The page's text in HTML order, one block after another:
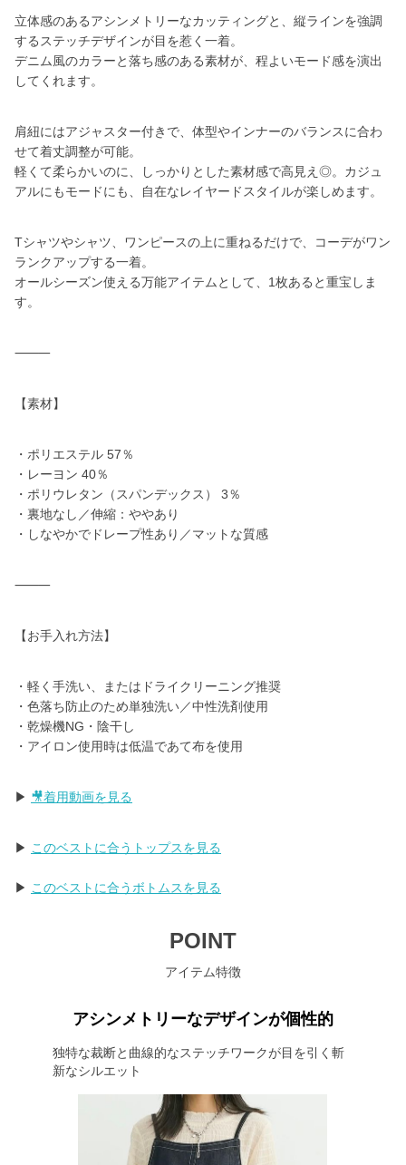
立体感のあるアシンメトリーなカッティングと、縦ラインを強調
するステッチデザインが目を惹く一着。
デニム風のカラーと落ち感のある素材が、程よいモード感を演出
してくれます。
肩紐にはアジャスター付きで、体型やインナーのバランスに合わ
せて着丈調整が可能。
軽くて柔らかいのに、しっかりとした素材感で高見え◎。カジュ
アルにもモードにも、自在なレイヤードスタイルが楽しめます。
Tシャツやシャツ、ワンピースの上に重ねるだけで、コーデがワン
ランクアップする一着。
オールシーズン使える万能アイテムとして、1枚あると重宝しま
す。
⸻
【素材】
・ポリエステル 57％
・レーヨン 40％
・ポリウレタン（スパンデックス） 3％
・裏地なし／伸縮：ややあり
・しなやかでドレープ性あり／マットな質感
⸻
【お手入れ方法】
・軽く手洗い、またはドライクリーニング推奨
・色落ち防止のため単独洗い／中性洗剤使用
・乾燥機NG・陰干し
・アイロン使用時は低温であて布を使用
▶ 🎥着用動画を見る
▶︎ このベストに合うトップスを見る
▶︎ このベストに合うボトムスを見る
POINT
アイテム特徴
アシンメトリーなデザインが個性的
独特な裁断と曲線的なステッチワークが目を引く斬
新なシルエット